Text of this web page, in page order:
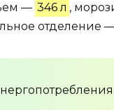
— 346 л ,
отделение —